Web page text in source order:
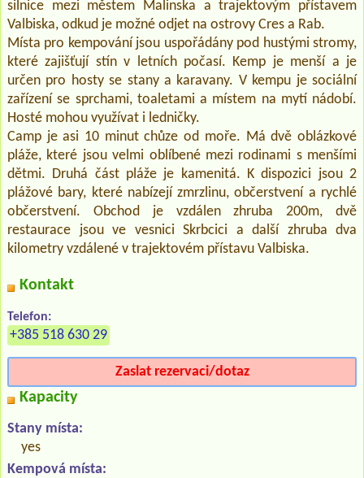
silnice mezi městem Malinska a trajektovým přístavem
Valbiska, odkud je možné odjet na ostrovy Cres a Rab.
Místa pro kempování jsou uspořádány pod hustými stromy,
které zajišťují stín v letních počasí. Kemp je menší a je
určen pro hosty se stany a karavany. V kempu je sociální
zařízení se sprchami, toaletami a místem na mytí nádobí.
Hosté mohou využívat i ledničky.
Camp je asi 10 minut chůze od moře. Má dvě oblázkové
pláže, které jsou velmi oblíbené mezi rodinami s menšími
dětmi. Druhá část pláže je kamenitá. K dispozici jsou 2
plážové bary, které nabízejí zmrzlinu, občerstvení a rychlé
občerstvení. Obchod je vzdálen zhruba 200m, dvě
restaurace jsou ve vesnici Skrbcici a další zhruba dva
kilometry vzdálené v trajektovém přístavu Valbiska.
Kontakt
Telefon:
+385 518 630 29
Zaslat rezervaci/dotaz
Kapacity
Stany místa:
yes
Kempová místa: